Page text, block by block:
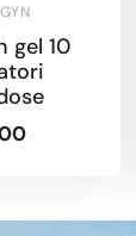
gel 10